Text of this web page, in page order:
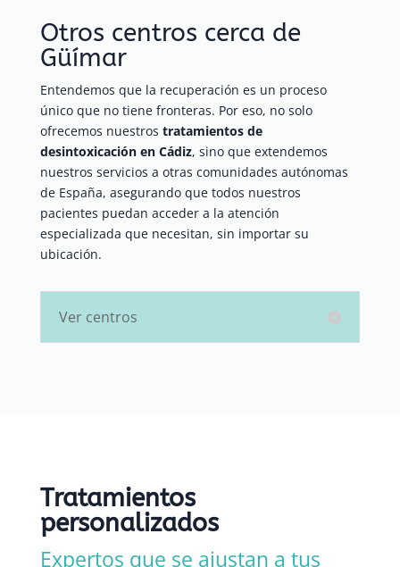
Otros centros cerca de
Güímar
Entendemos que la recuperación es un proceso
único que no tiene fronteras. Por eso, no solo
ofrecemos nuestros tratamientos de
desintoxicación en Cádiz, sino que extendemos
nuestros servicios a otras comunidades autónomas
de España, asegurando que todos nuestros
pacientes puedan acceder a la atención
especializada que necesitan, sin importar su
ubicación.
Ver centros
Tratamientos
personalizados
Expertos que se ajustan a tus